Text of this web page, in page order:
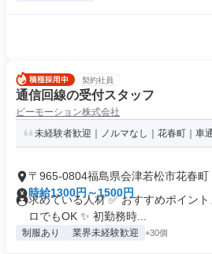
契約社員
通信回線の受付スタッフ
ビーモーション株式会社
未経験者歓迎｜ノルマなし｜花春町｜車
〒965-0804福島県会津若松市花春町
時給1300円～1500円
求めている人材 ✅ おすすめポイン
ロでもOK ✨ 初勤務時...
制服あり 業界未経験歓迎 +30個